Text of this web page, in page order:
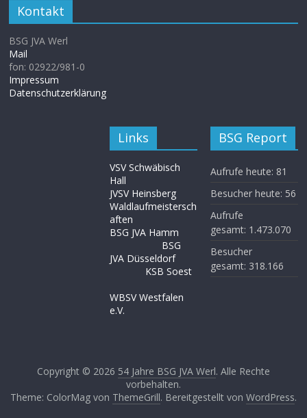
Kontakt
BSG JVA Werl
Mail
fon: 02922/981-0
Impressum
Datenschutzerklärung
Links
VSV Schwäbisch
Hall
JVSV Heinsberg
Waldlaufmeistersch
aften
BSG JVA Hamm
BSG
JVA Düsseldorf
KSB Soest
WBSV Westfalen
e.V.
BSG Report
Aufrufe heute: 81
Besucher heute: 56
Aufrufe
gesamt: 1.473.070
Besucher
gesamt: 318.166
Copyright © 2026 54 Jahre BSG JVA Werl. Alle Rechte
vorbehalten.
Theme: ColorMag von ThemeGrill. Bereitgestellt von WordPress.